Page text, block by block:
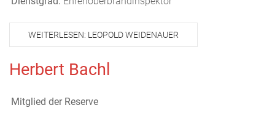
WEITERLESEN: LEOPOLD WEIDENAUER
Herbert Bachl
Mitglied der Reserve